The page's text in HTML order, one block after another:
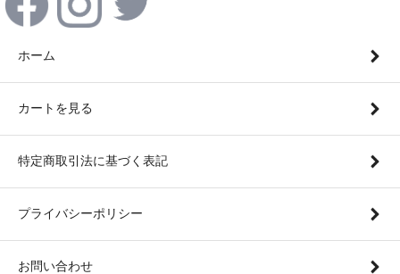
ホーム
カートを見る
特定商取引法に基づく表記
プライバシーポリシー
お問い合わせ